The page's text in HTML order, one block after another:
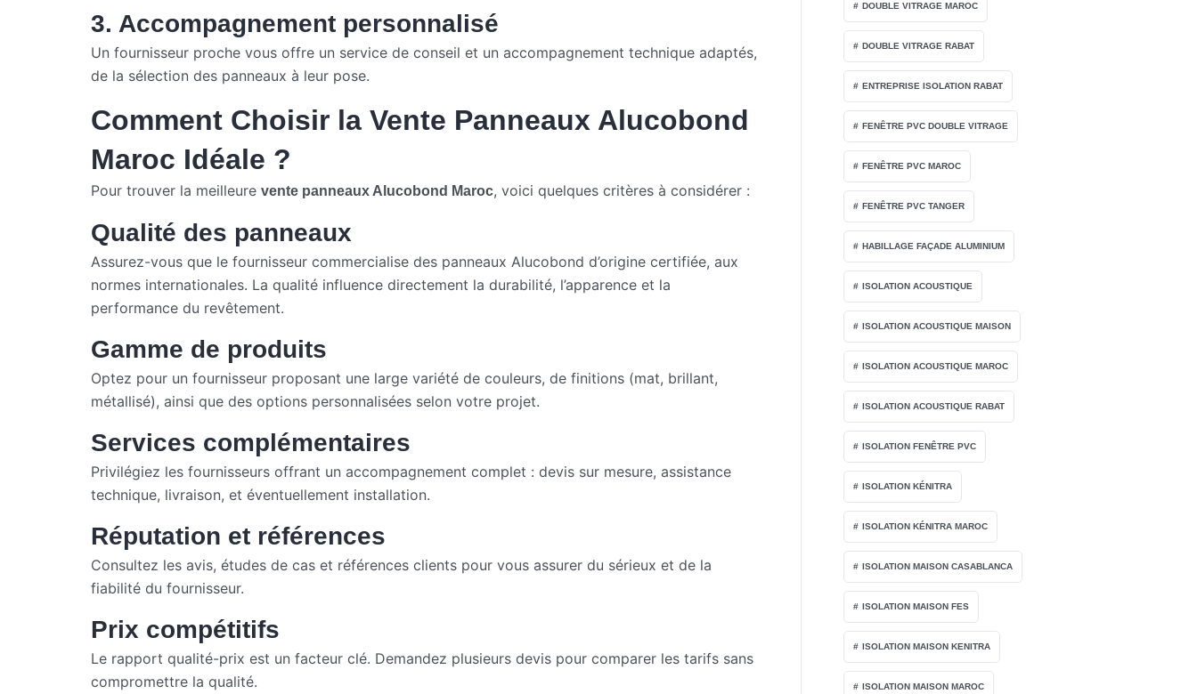
3. Accompagnement personnalisé
Un fournisseur proche vous offre un service de conseil et un accompagnement technique adaptés,
de la sélection des panneaux à leur pose.
Comment Choisir la Vente Panneaux Alucobond
Maroc Idéale ?
Pour trouver la meilleure vente panneaux Alucobond Maroc, voici quelques critères à considérer :
Qualité des panneaux
Assurez-vous que le fournisseur commercialise des panneaux Alucobond d’origine certifiée, aux
normes internationales. La qualité influence directement la durabilité, l’apparence et la
performance du revêtement.
Gamme de produits
Optez pour un fournisseur proposant une large variété de couleurs, de finitions (mat, brillant,
métallisé), ainsi que des options personnalisées selon votre projet.
Services complémentaires
Privilégiez les fournisseurs offrant un accompagnement complet : devis sur mesure, assistance
technique, livraison, et éventuellement installation.
Réputation et références
Consultez les avis, études de cas et références clients pour vous assurer du sérieux et de la
fiabilité du fournisseur.
Prix compétitifs
Le rapport qualité-prix est un facteur clé. Demandez plusieurs devis pour comparer les tarifs sans
compromettre la qualité.
DOUBLE VITRAGE MAROC
DOUBLE VITRAGE RABAT
ENTREPRISE ISOLATION RABAT
FENÊTRE PVC DOUBLE VITRAGE
FENÊTRE PVC MAROC
FENÊTRE PVC TANGER
HABILLAGE FAÇADE ALUMINIUM
ISOLATION ACOUSTIQUE
ISOLATION ACOUSTIQUE MAISON
ISOLATION ACOUSTIQUE MAROC
ISOLATION ACOUSTIQUE RABAT
ISOLATION FENÊTRE PVC
ISOLATION KÉNITRA
ISOLATION KÉNITRA MAROC
ISOLATION MAISON CASABLANCA
ISOLATION MAISON FES
ISOLATION MAISON KENITRA
ISOLATION MAISON MAROC